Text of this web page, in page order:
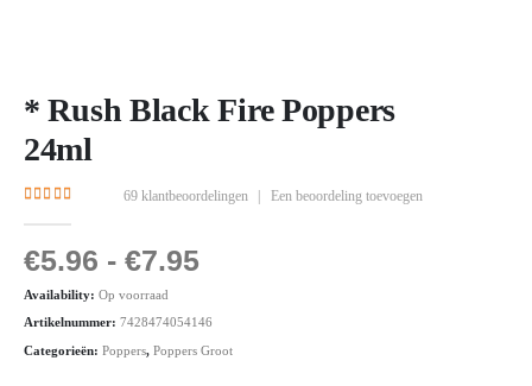
* Rush Black Fire Poppers
24ml
69klantbeoordelingen Een beoordeling toevoegen
€5.96 - €7.95
Availability: Op voorraad
Artikelnummer: 7428474054146
Categorieën: Poppers, Poppers Groot